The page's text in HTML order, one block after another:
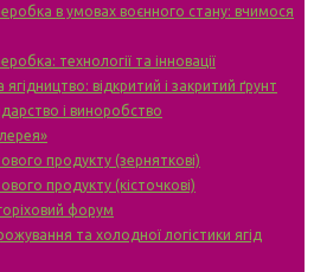
в умовах воєнного стану: вчимося
технології та інновації
відкритий і закритий ґрунт
і виноробство
продукту (зерняткові)
продукту (кісточкові)
форум
та холодної логістики ягід